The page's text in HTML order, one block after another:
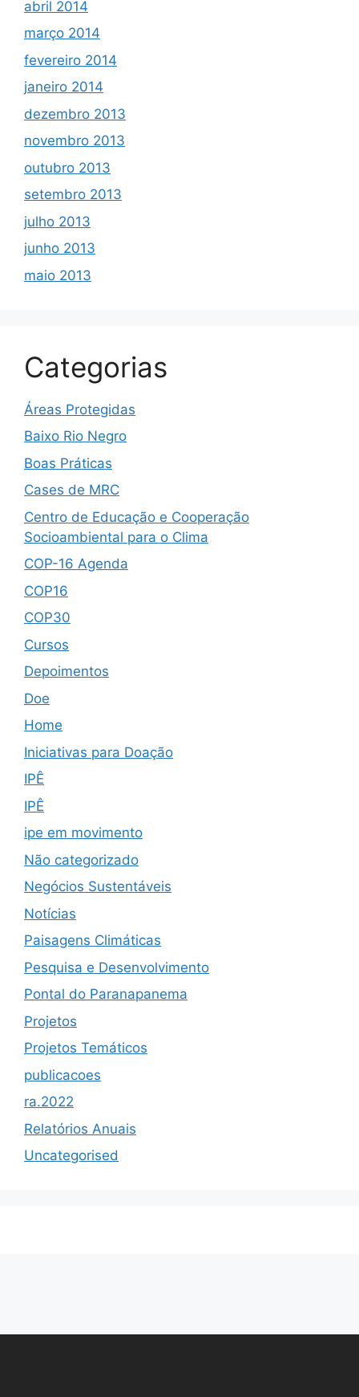
abril 2014
março 2014
fevereiro 2014
janeiro 2014
dezembro 2013
novembro 2013
outubro 2013
setembro 2013
julho 2013
junho 2013
maio 2013
Categorias
Áreas Protegidas
Baixo Rio Negro
Boas Práticas
Cases de MRC
Centro de Educação e Cooperação
Socioambiental para o Clima
COP-16 Agenda
COP16
COP30
Cursos
Depoimentos
Doe
Home
Iniciativas para Doação
IPÊ
IPÊ
ipe em movimento
Não categorizado
Negócios Sustentáveis
Notícias
Paisagens Climáticas
Pesquisa e Desenvolvimento
Pontal do Paranapanema
Projetos
Projetos Temáticos
publicacoes
ra.2022
Relatórios Anuais
Uncategorised